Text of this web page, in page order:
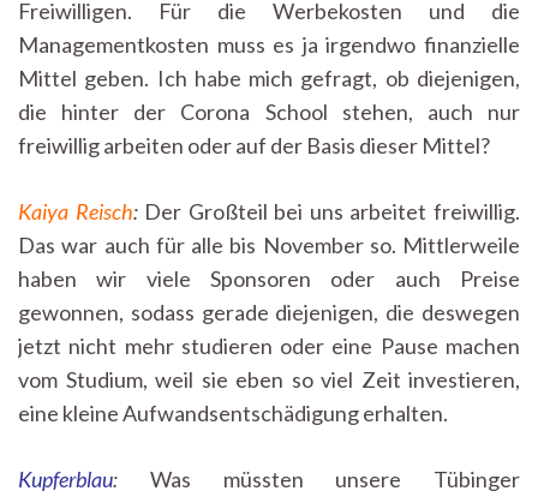
Freiwilligen. Für die Werbekosten und die
Managementkosten muss es ja irgendwo finanzielle
Mittel geben. Ich habe mich gefragt, ob diejenigen,
die hinter der Corona School stehen, auch nur
freiwillig arbeiten oder auf der Basis dieser Mittel?
Kaiya Reisch: Der Großteil bei uns arbeitet freiwillig.
Das war auch für alle bis November so. Mittlerweile
haben wir viele Sponsoren oder auch Preise
gewonnen, sodass gerade diejenigen, die deswegen
jetzt nicht mehr studieren oder eine Pause machen
vom Studium, weil sie eben so viel Zeit investieren,
eine kleine Aufwandsentschädigung erhalten.
Kupferblau: Was müssten unsere Tübinger